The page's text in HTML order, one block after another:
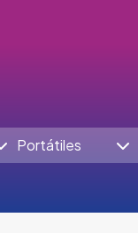
Portátiles